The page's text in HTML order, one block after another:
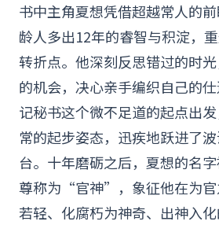
书中主角夏想凭借超越常人的
龄人多出12年的睿智与积淀，
转折点。他深刻反思错过的时
的机会，决心亲手编织自己的
记秘书这个微不足道的起点出
常的起步姿态，迅疾地跃进了
台。十年磨砺之后，夏想的名
尊称为“官神”，象征他在为
若轻、化腐朽为神奇、出神入化